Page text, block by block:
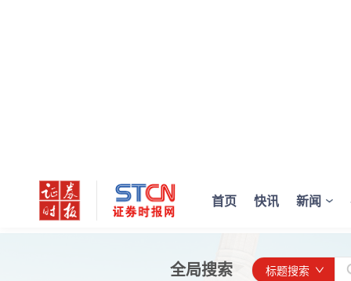
首页 快讯 新闻
全局搜索
标题搜索